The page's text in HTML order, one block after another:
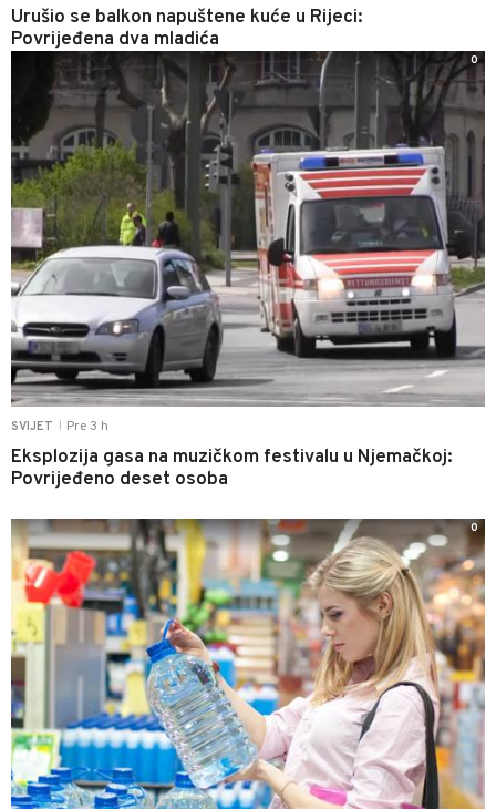
Urušio se balkon napuštene kuće u Rijeci:
Povrijeđena dva mladića
SVIJET Pre 3 h
Eksplozija gasa na muzičkom festivalu u Njemačkoj:
Povrijeđeno deset osoba
0
0